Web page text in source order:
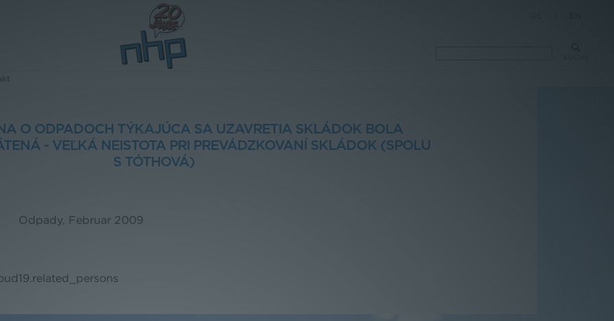
O ODPADOCH TÝKAJÚCA SA UZAVRETIA SKLÁDOK BOLA
- VEĽKÁ NEISTOTA PRI PREVÁDZKOVANÍ SKLÁDOK (SPOLU
S TÓTHOVÁ)
Odpady, Februar 2009